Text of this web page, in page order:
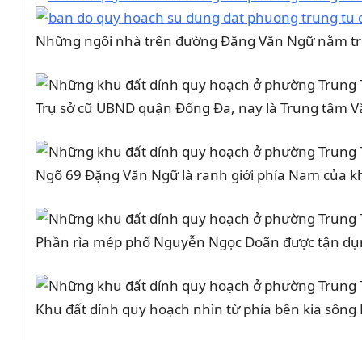
Những ngôi nhà trên đường Đặng Văn Ngữ nằm
Trụ sở cũ UBND quận Đống Đa, nay là Trung tâm
Ngõ 69 Đặng Văn Ngữ là ranh giới phía Nam của
Phần rìa mép phố Nguyễn Ngọc Doãn được tận
Khu đất dính quy hoạch nhìn từ phía bên kia sông